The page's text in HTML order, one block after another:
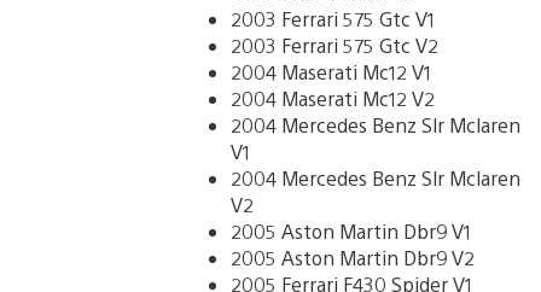
2003 Ferrari 575 Gtc V1
2003 Ferrari 575 Gtc V2
2004 Maserati Mc12 V1
2004 Maserati Mc12 V2
2004 Mercedes Benz Slr Mclaren
V1
2004 Mercedes Benz Slr Mclaren
V2
2005 Aston Martin Dbr9 V1
2005 Aston Martin Dbr9 V2
2005 Ferrari F430 Spider V1